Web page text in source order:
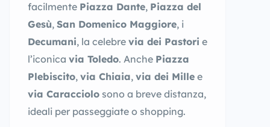
facilmente Piazza Dante, Piazza del
Gesù, San Domenico Maggiore, i
Decumani, la celebre via dei Pastori e
l’iconica via Toledo. Anche Piazza
Plebiscito, via Chiaia, via dei Mille e
via Caracciolo sono a breve distanza,
ideali per passeggiate o shopping.